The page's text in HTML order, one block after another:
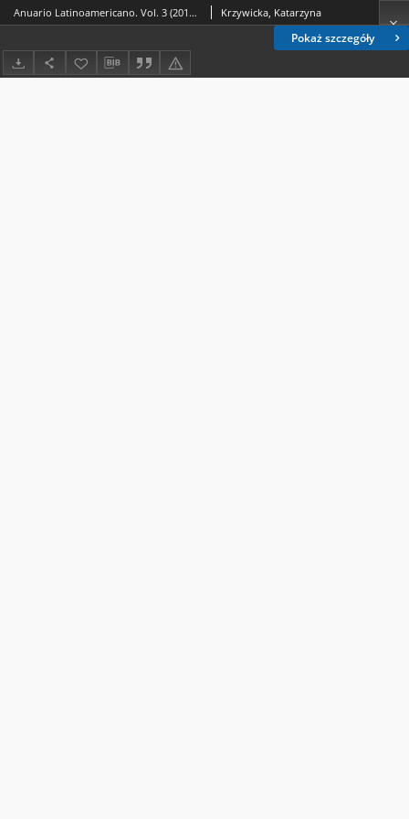
Pokaż szczegóły
Anuario Latinoamericano. Vol. 3 (2016) - Wstęp Krzywicka, Katarzyna